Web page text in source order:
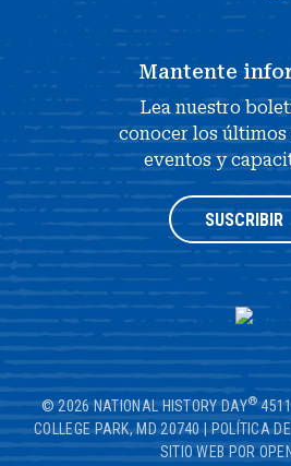
Mantente
Lea nuestro
conocer los últimos
eventos y
SUSCRIBIR
© 2026 NATIONAL HISTORY DAY®
COLLEGE PARK, MD 20740|POLÍTICA
SITIO WEB POR